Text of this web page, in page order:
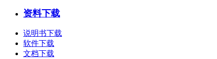
资料下载
说明书下载
软件下载
文档下载